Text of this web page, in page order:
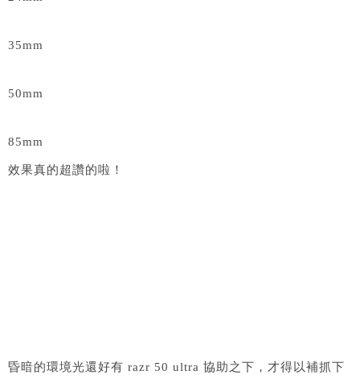
35mm
50mm
85mm
效果真的超讚的啦！
昏暗的環境光還好有 razr 50 ultra 協助之下，才得以補抓下